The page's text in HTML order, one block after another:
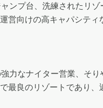
ンプ台、洗練されたリゾ
営向けの高キャパシティ
力なナイター営業、そり
最良のリゾートであり、